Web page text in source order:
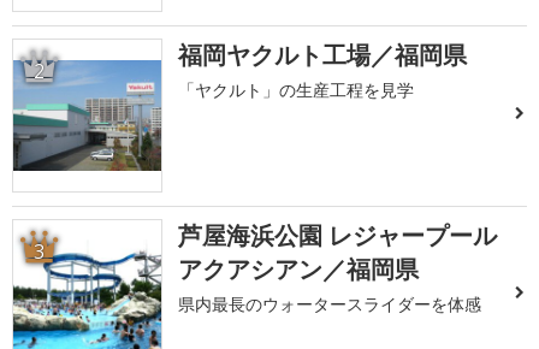
2 福岡ヤクルト工場／福岡県
「ヤクルト」の生産工程を見学
3
芦屋海浜公園 レジャープール
アクアシアン／福岡県
県内最長のウォータースライダーを体感